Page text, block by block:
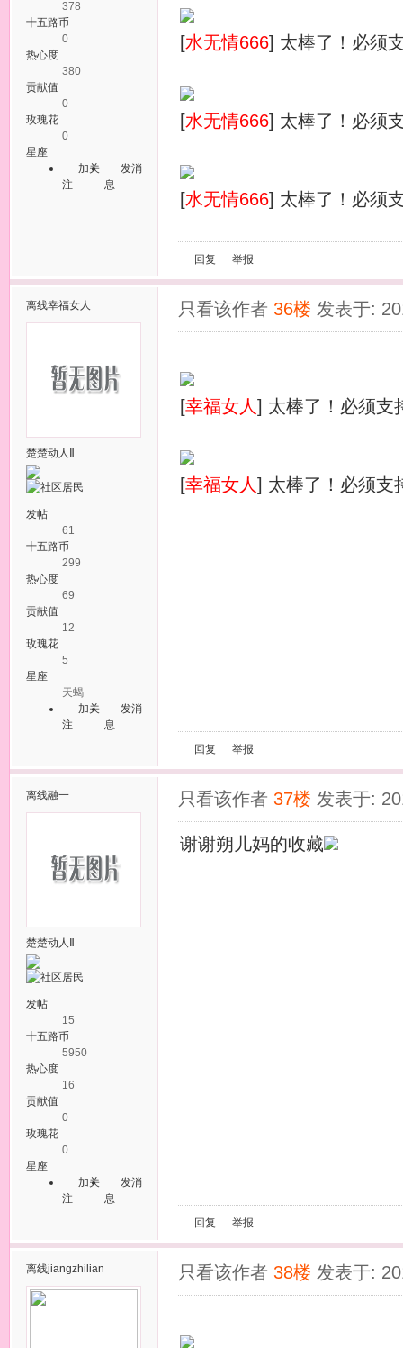
378
十五路币
0
热心度
380
贡献值
0
玫瑰花
0
星座
加关
注
发消
息
[水无情666] 太棒了！必须
[水无情666] 太棒了！必须
[水无情666] 太棒了！必须
回复 举报
离线幸福女人
楚楚动人Ⅱ
发帖
61
十五路币
299
热心度
69
贡献值
12
玫瑰花
5
星座
天蝎
加关
注
发消
息
只看该作者 36楼 发表于:
[幸福女人] 太棒了！必须支
[幸福女人] 太棒了！必须支
回复 举报
离线融一
楚楚动人Ⅱ
发帖
15
十五路币
5950
热心度
16
贡献值
0
玫瑰花
0
星座
加关
注
发消
息
只看该作者 37楼 发表于:
谢谢朔儿妈的收藏
回复 举报
离线jiangzhilian 只看该作者 38楼 发表于: